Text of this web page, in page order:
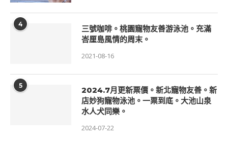
4
三號咖啡。桃園寵物友善游泳池。充滿
峇厘島風情的周末。
2021-08-16
5
2024.7月更新票價。新北寵物友善。新
店妙狗寵物泳池。一票到底。大池山泉
水人犬同樂。
2024-07-22